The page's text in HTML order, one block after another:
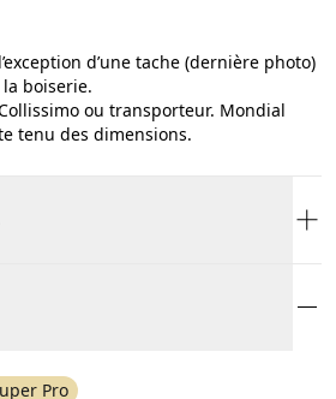
d’une tache (dernière photo)
boiserie.
ou transporteur. Mondial
tenu des dimensions.
Pro